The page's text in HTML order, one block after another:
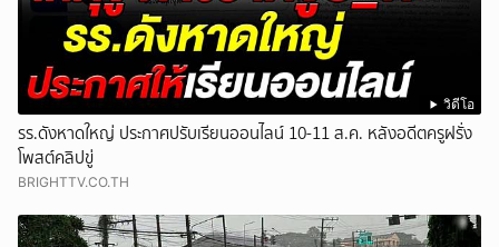
วิดีโอ
รร.ดังหาดใหญ่ ประกาศปรับเรียนออนไลน์ 10-11 ส.ค. หลังอดีตครูฝรั่ง
โพสต์คลิปขู่
BRIGHTTV.CO.TH